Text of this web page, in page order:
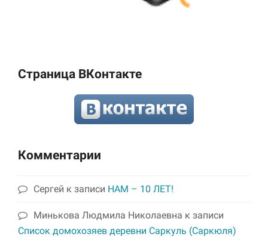
Страница ВКонтакте
Комментарии
Сергей к записи НАМ – 10 ЛЕТ!
Минькова Людмила Николаевна к записи
Список домохозяев деревни Саркуль (Саркюля)